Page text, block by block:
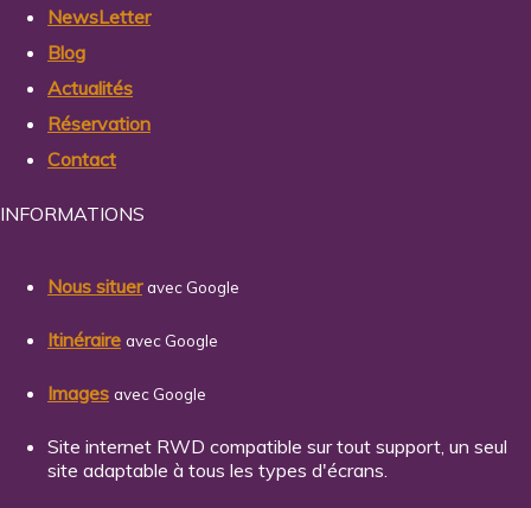
NewsLetter
Blog
Actualités
Réservation
Contact
INFORMATIONS
Nous situer avec Google
Itinéraire avec Google
Images avec Google
Site internet RWD compatible sur tout support, un seul
site adaptable à tous les types d'écrans.